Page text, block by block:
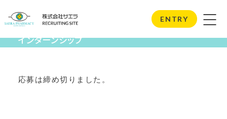
ENTRY
Internship
インターンシップ
応募は締め切りました。